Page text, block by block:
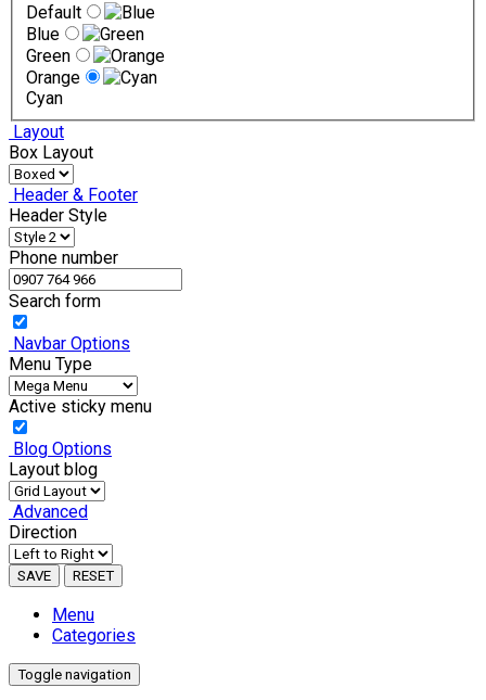
Default
Blue
Green
Orange
Cyan
Layout
Box Layout
Header & Footer
Header Style
Phone number
Search form
Navbar Options
Menu Type
Active sticky menu
Blog Options
Layout blog
Advanced
Direction
SAVE RESET
Menu
Categories
Toggle navigation